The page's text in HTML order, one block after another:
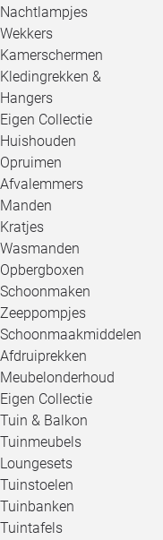
Nachtlampjes
Wekkers
Kamerschermen
Kledingrekken &
Hangers
Eigen Collectie
Huishouden
Opruimen
Afvalemmers
Manden
Kratjes
Wasmanden
Opbergboxen
Schoonmaken
Zeeppompjes
Schoonmaakmiddelen
Afdruiprekken
Meubelonderhoud
Eigen Collectie
Tuin & Balkon
Tuinmeubels
Loungesets
Tuinstoelen
Tuinbanken
Tuintafels